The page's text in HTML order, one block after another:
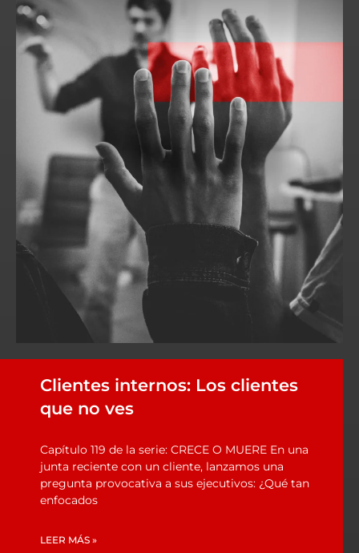
Clientes internos: Los clientes
que no ves
Capítulo 119 de la serie: CRECE O MUERE En una
junta reciente con un cliente, lanzamos una
pregunta provocativa a sus ejecutivos: ¿Qué tan
enfocados
LEER MÁS »